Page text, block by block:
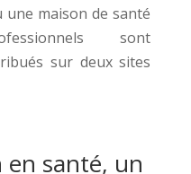
une maison de santé
sont
sur deux sites
en santé, un